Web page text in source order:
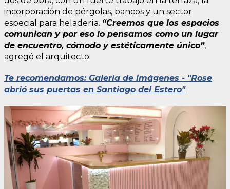
incorporación de pérgolas, bancos y un sector
especial para heladería. “Creemos que los espacios
comunican y por eso lo pensamos como un lugar
de encuentro, cómodo y estéticamente único”,
agregó el arquitecto.
Te recomendamos: Galería de imágenes - "Rose
abrió sus puertas en Santiago del Estero"